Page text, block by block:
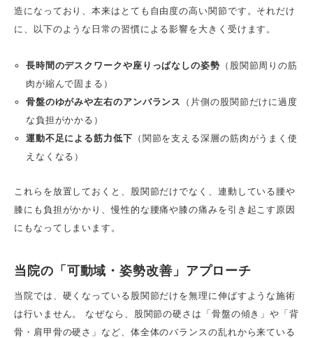
造になっており、本来はとても自由度の高い関節です。それだけ
に、以下のような日常の習慣による影響を大きく受けます。
長時間のデスクワークや座りっぱなしの姿勢 （股関節周りの筋
肉が縮んで固まる）
骨盤のゆがみや左右のアンバランス
（片側の股関節だけに過度
な負担がかかる）
運動不足による筋力低下 （関節を支える深層の筋肉がうまく使
えなくなる）
これらを放置しておくと、股関節だけでなく、連動している腰や
膝にも負担がかかり、慢性的な腰痛や膝の痛みを引き起こす原因
にもなってしまいます。
当院の「可動域・姿勢改善」アプローチ
当院では、硬くなっている股関節だけを無理に伸ばすような施術
は行いません。 なぜなら、股関節の硬さは「骨盤の傾き」や「背
骨・肩甲骨の硬さ」など、体全体のバランスの乱れから来ている